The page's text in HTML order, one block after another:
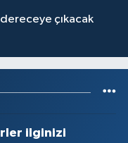
dereceye çıkacak
ilginizi